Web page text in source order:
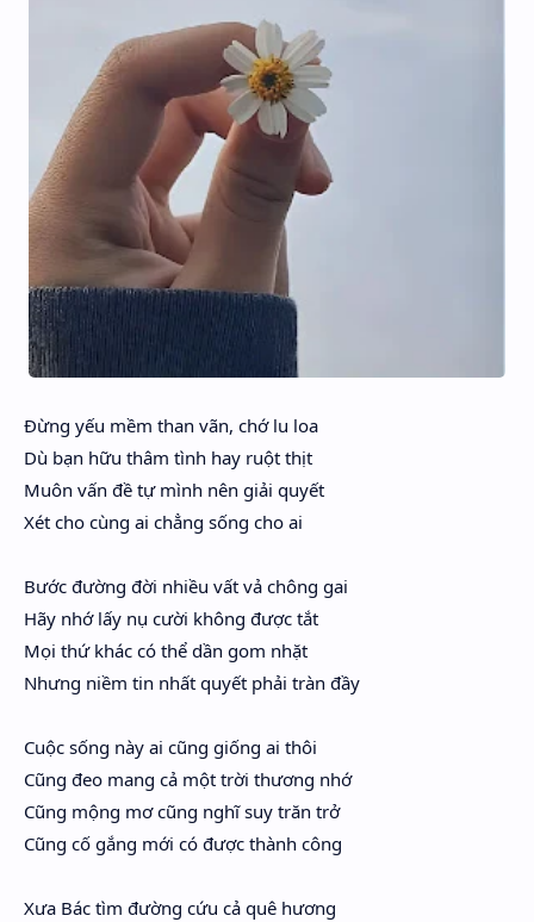
Đừng yếu mềm than vãn, chớ lu loa
Dù bạn hữu thâm tình hay ruột thịt
Muôn vấn đề tự mình nên giải quyết
Xét cho cùng ai chẳng sống cho ai
Bước đường đời nhiều vất vả chông gai
Hãy nhớ lấy nụ cười không được tắt
Mọi thứ khác có thể dần gom nhặt
Nhưng niềm tin nhất quyết phải tràn đầy
Cuộc sống này ai cũng giống ai thôi
Cũng đeo mang cả một trời thương nhớ
Cũng mộng mơ cũng nghĩ suy trăn trở
Cũng cố gắng mới có được thành công
Xưa Bác tìm đường cứu cả quê hương